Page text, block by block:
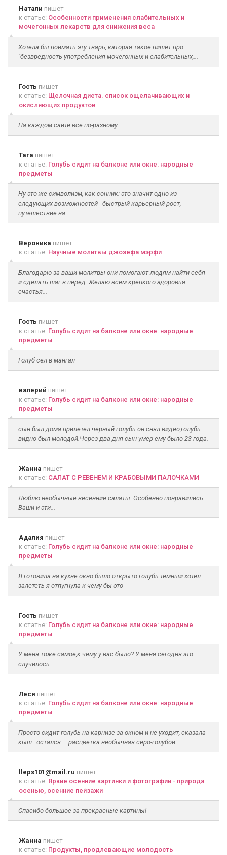
Натали пишет
к статье: Особенности применения слабительных и
мочегонных лекарств для снижения веса
Хотела бы поймать эту тварь, каторая такое пишет про
"безвредность употребления мочегонных и слабительных,...
Гость пишет
к статье: Щелочная диета. список ощелачивающих и
окисляющих продуктов
На каждом сайте все по-разному....
Tara пишет
к статье: Голубь сидит на балконе или окне: народные
предметы
Ну это же символизм, как сонник: это значит одно из
следующих возможностей - быстрый карьерный рост,
путешествие на...
Вероника пишет
к статье: Научные молитвы джозефа мэрфи
Благодарю за ваши молитвы они помогают людям найти себя
и сделать шаг в перед. Желаю всем крепкого здоровья
счастья...
Гость пишет
к статье: Голубь сидит на балконе или окне: народные
предметы
Голуб сел в мангал
валерий пишет
к статье: Голубь сидит на балконе или окне: народные
предметы
сын был дома прилетел черный голубь он снял видео,голубь
видно был молодой.Через два дня сын умер ему было 23 года.
Жанна пишет
к статье: САЛАТ С РЕВЕНЕМ И КРАБОВЫМИ ПАЛОЧКАМИ
Люблю необычные весенние салаты. Особенно понравились
Ваши и эти...
Адалия пишет
к статье: Голубь сидит на балконе или окне: народные
предметы
Я готовила на кухне окно было открыто голубь тёмный хотел
залететь я отпугнула к чему бы это
Гость пишет
к статье: Голубь сидит на балконе или окне: народные
предметы
У меня тоже самое,к чему у вас было? У меня сегодня это
случилось
Леся пишет
к статье: Голубь сидит на балконе или окне: народные
предметы
Просто сидит голубь на карнизе за окном и не уходит, сказала
кыш...остался ... расцветка необычная серо-голубой......
lleps101@mail.ru пишет
к статье: Яркие осенние картинки и фотографии - природа
осенью, осенние пейзажи
Спасибо большое за прекрасные картины!
Жанна пишет
к статье: Продукты, продлевающие молодость